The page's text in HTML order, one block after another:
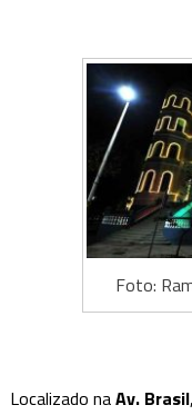
Foto:
Localizado naAv. Brasil